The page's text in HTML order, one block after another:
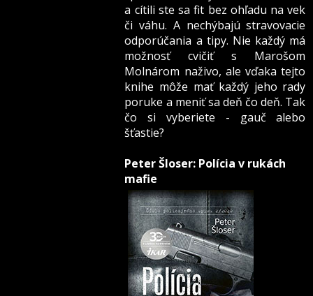
a cítili ste sa fit bez ohľadu na vek
či váhu. A nechýbajú stravovacie
odporúčania a tipy. Nie každý má
možnosť cvičiť s Marošom
Molnárom naživo, ale vďaka tejto
knihe môže mať každý jeho rady
poruke a meniť sa deň čo deň. Tak
čo si vyberiete - gauč alebo
šťastie?
Peter Šloser: Polícia v rukách
mafie